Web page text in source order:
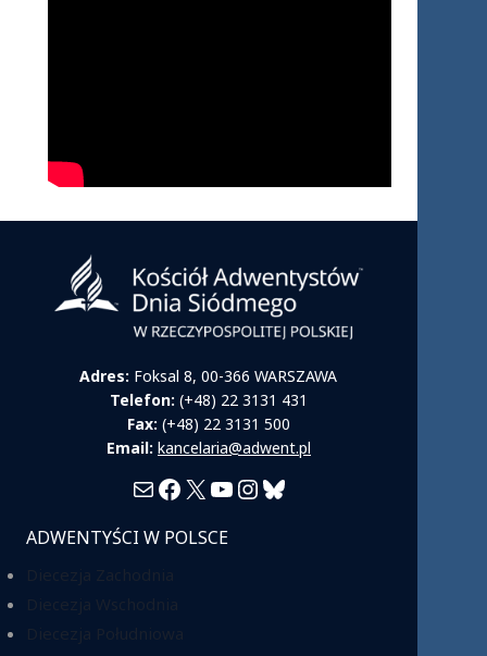
Adres: Foksal 8, 00-366 WARSZAWA
Telefon: (+48) 22 3131 431
Fax: (+48) 22 3131 500
Email: kancelaria@adwent.pl
MailFacebook
X YouTube
Instagram
Bluesky
ADWENTYŚCI W POLSCE